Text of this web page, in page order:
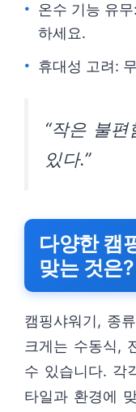
온수 기능 유
하세요.
휴대성 고려:
“작은 불
있다.”
다양한 캠
맞는 것은?
캠핑샤워기, 종
크게는 수동식,
수 있습니다. 각
타일과 환경에